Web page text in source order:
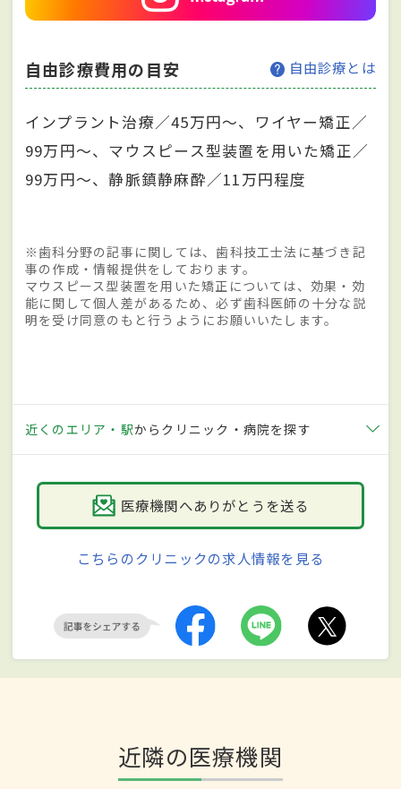
自由診療費用の目安 自由診療とは
インプラント治療／45万円～、ワイヤー矯正／
99万円～、マウスピース型装置を用いた矯正／
99万円～、静脈鎮静麻酔／11万円程度
※歯科分野の記事に関しては、歯科技工士法に基づき記
事の作成・情報提供をしております。
マウスピース型装置を用いた矯正については、効果・効
能に関して個人差があるため、必ず歯科医師の十分な説
明を受け同意のもと行うようにお願いいたします。
近くのエリア・駅からクリニック・病院を探す
医療機関へありがとうを送る
こちらのクリニックの求人情報を見る
近隣の医療機関